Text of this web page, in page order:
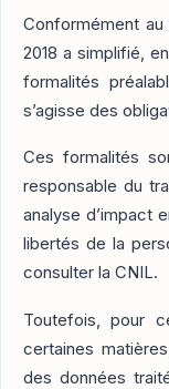
Conformément au
2018 a simplifié,
formalités
s’agisse des
Ces formalités
responsable du
analyse d’impact
libertés de la
consulter la CNIL.
Toutefois, pour
certaines
des données